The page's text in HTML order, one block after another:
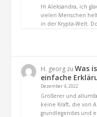
Hi Aleksandra, ich
vielen Menschen
in der Krypta-Welt.
H. georg zuWas
einfache
Dezember 4, 2022
Größerer und
keine Kraft, die von
grundlegendes und